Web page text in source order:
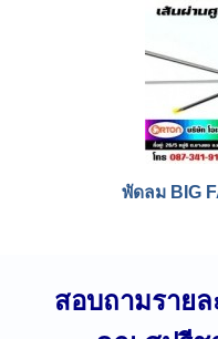
พัดลม BIG
สอบถามราย